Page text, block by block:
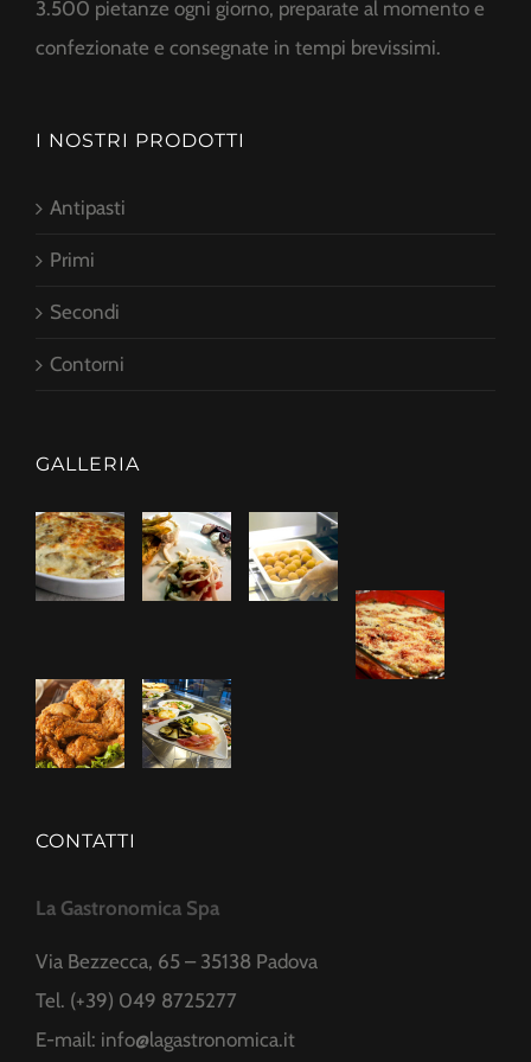
3.500 pietanze ogni giorno, preparate al momento e
confezionate e consegnate in tempi brevissimi.
I NOSTRI PRODOTTI
Antipasti
Primi
Secondi
Contorni
GALLERIA
CONTATTI
La Gastronomica Spa
Via Bezzecca, 65 – 35138 Padova
Tel. (+39) 049 8725277
E-mail: info@lagastronomica.it